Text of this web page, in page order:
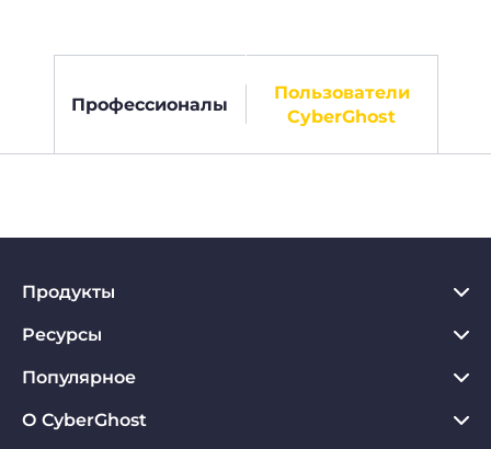
Профессионалы
Пользователи
CyberGhost
Продукты
VPN для PC
VPN для Chrome
VPN для Mac
Ресурсы
Что такое VPN
Хаб по конфиденциальности
Популярное
Отзывы о CyberGhost VPN
О CyberGhost